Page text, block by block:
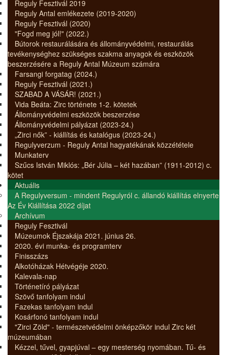
Reguly Fesztivál 2019
Reguly Antal emlékezete (2019-2020)
Reguly Fesztivál (2020)
"Fogd meg jól!" (2022.)
Bútorok restaurálására és állományvédelmi, restaurálás
tevékenységhez szükséges szakma anyagok és eszközök
beszerzésére a Reguly Antal Múzeum számára
Farsangi forgatag (2024.)
Reguly Fesztivál (2021.)
SZABAD A VÁSÁR! (2021.)
Vida Beáta: Zirc története 1-2. kötetek
Állományvédelmi eszközök beszerzése
Állományvédelmi pályázat (2023-24.)
„Zirci nők” - kiállítás és katalógus (2023-24.)
Regulyverzum - Reguly Antal hagyatékának közzététele
Munkaterv
Szűcs István Miklós: „Bér Júlia – két hazában” (1911-2012) c.
kötet
Aktuális
A Regulyversum - mindent Regulyról c. állandó kiállítás elnyerte
Az Év Kiállítása 2022 díjat
Archívum
Reguly Fesztivál
Múzeumok Éjszakája 2021. június 26.
2020. évi munka- és programterv
Finisszázs
Alkotóházak Hétvégéje 2020.
Kalevala-nap
Történetíró pályázat
Szövő tanfolyam indul
Fazekas tanfolyam indul
Kosárfonó tanfolyam indul
"Zirci Zöld" - természetvédelmi önképzőkör indul Zirc két
múzeumában
Kézzel, tűvel, gyapjúval – egy mesterség nyomában. Tű- és